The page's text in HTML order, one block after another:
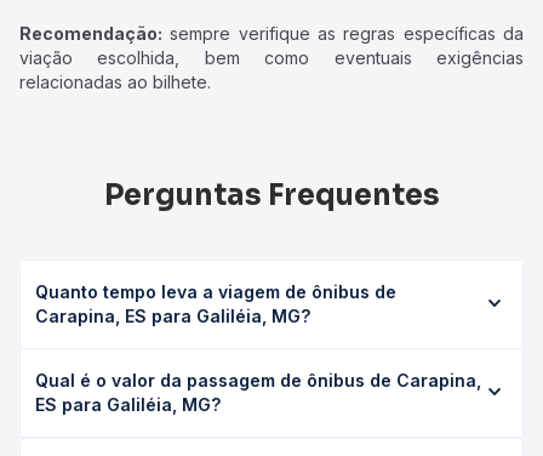
Recomendação: sempre verifique as regras específicas da
viação escolhida, bem como eventuais exigências
relacionadas ao bilhete.
Perguntas Frequentes
Quanto tempo leva a viagem de ônibus de
Carapina, ES para Galiléia, MG?
em média 6h 11min, podendo variar conforme a viação, o
tipo de serviço (convencional, executivo ou leito) e as
Qual é o valor da passagem de ônibus de Carapina,
ES para Galiléia, MG?